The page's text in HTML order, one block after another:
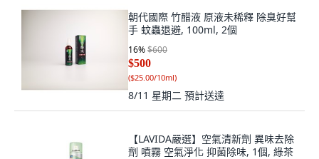
朝代國際 竹醋液 原液未稀釋 除臭好幫
手 蚊蟲退避, 100ml, 2個
16%$600
$500
($25.00/10ml)
8/11 星期二 預計送達
【LAVIDA嚴選】空氣清新劑 異味去除
劑 噴霧 空氣淨化 抑菌除味, 1個, 綠茶